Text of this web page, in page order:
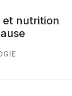
et nutrition